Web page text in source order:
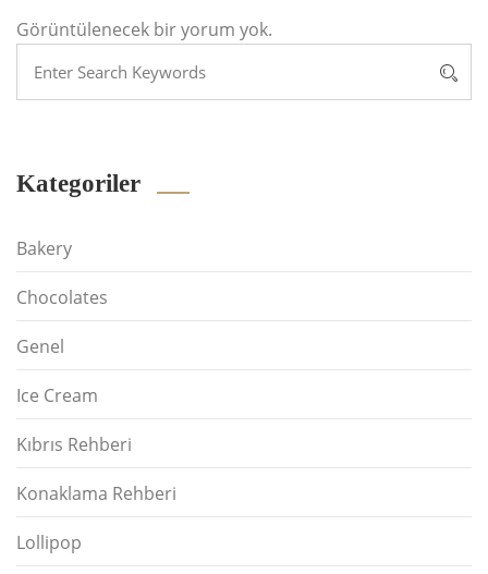
Görüntülenecek bir yorum yok.
Kategoriler
Bakery
Chocolates
Genel
Ice Cream
Kıbrıs Rehberi
Konaklama Rehberi
Lollipop